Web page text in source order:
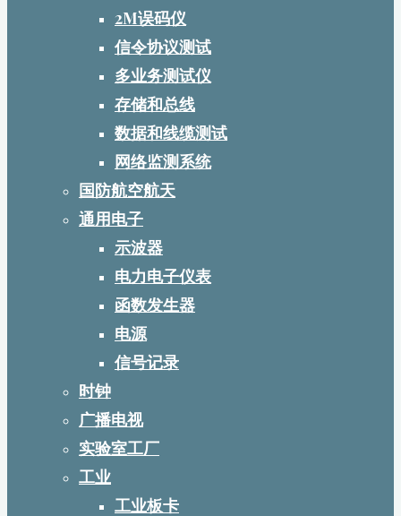
2M误码仪
信令协议测试
多业务测试仪
存储和总线
数据和线缆测试
网络监测系统
国防航空航天
通用电子
示波器
电力电子仪表
函数发生器
电源
信号记录
时钟
广播电视
实验室工厂
工业
工业板卡